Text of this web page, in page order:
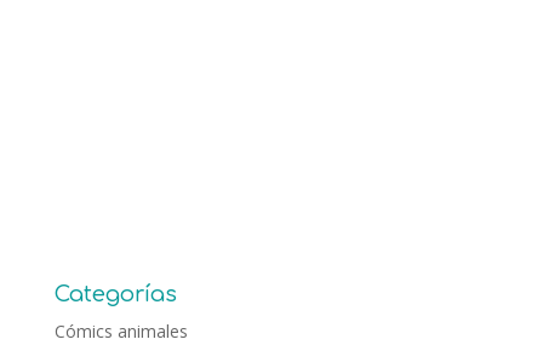
Categorías
Cómics animales